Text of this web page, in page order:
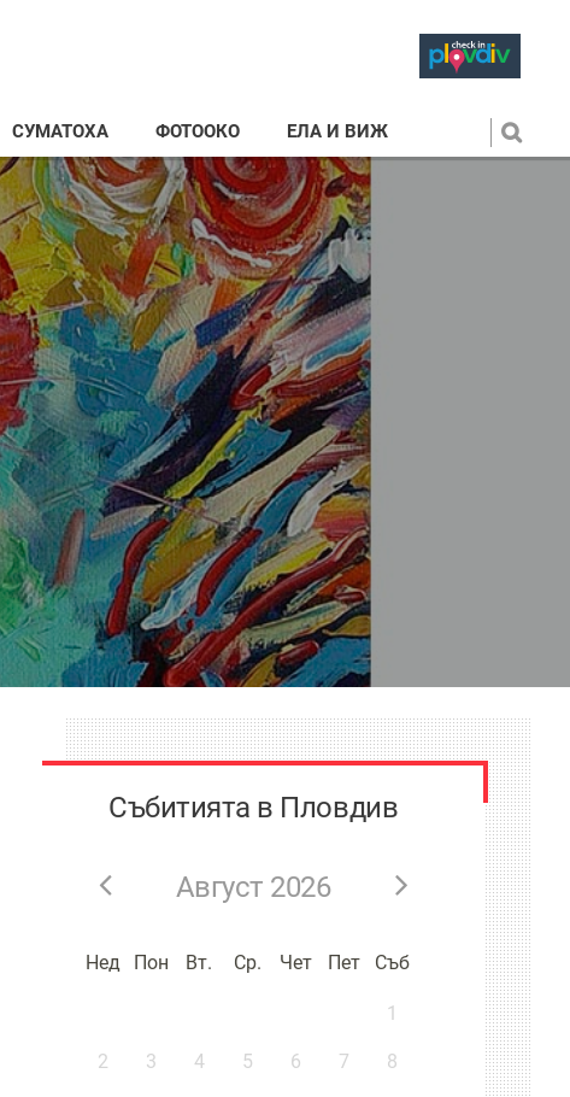
СУМАТОХА ФОТООКО ЕЛА И ВИЖ
Събитията в Пловдив
Август 2026
Нед Пон Вт. Ср. Чет Пет Съб
1
2 3 4 5 6 7 8